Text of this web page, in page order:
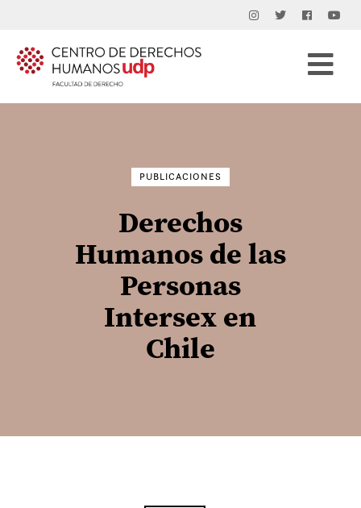
PUBLICACIONES
Derechos
Humanos de las
Personas
Intersex en
Chile